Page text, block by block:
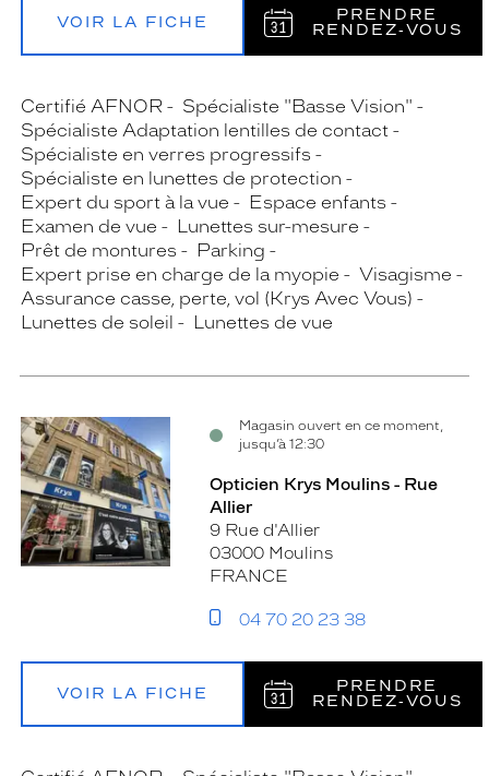
VOIR LA FICHE
PRENDRE
RENDEZ‑VOUS
Certifié AFNOR
Spécialiste "Basse Vision"
Spécialiste Adaptation lentilles de contact
Spécialiste en verres progressifs
Spécialiste en lunettes de protection
Expert du sport à la vue
Espace enfants
Examen de vue
Lunettes sur-mesure
Prêt de montures
Parking
Expert prise en charge de la myopie
Visagisme
Assurance casse, perte, vol (Krys Avec Vous)
Lunettes de soleil
Lunettes de vue
Magasin ouvert en ce moment,
jusqu’à 12:30
Opticien Krys Moulins - Rue
Allier
9 Rue d'Allier
03000 Moulins
FRANCE
04 70 20 23 38
VOIR LA FICHE
PRENDRE
RENDEZ‑VOUS